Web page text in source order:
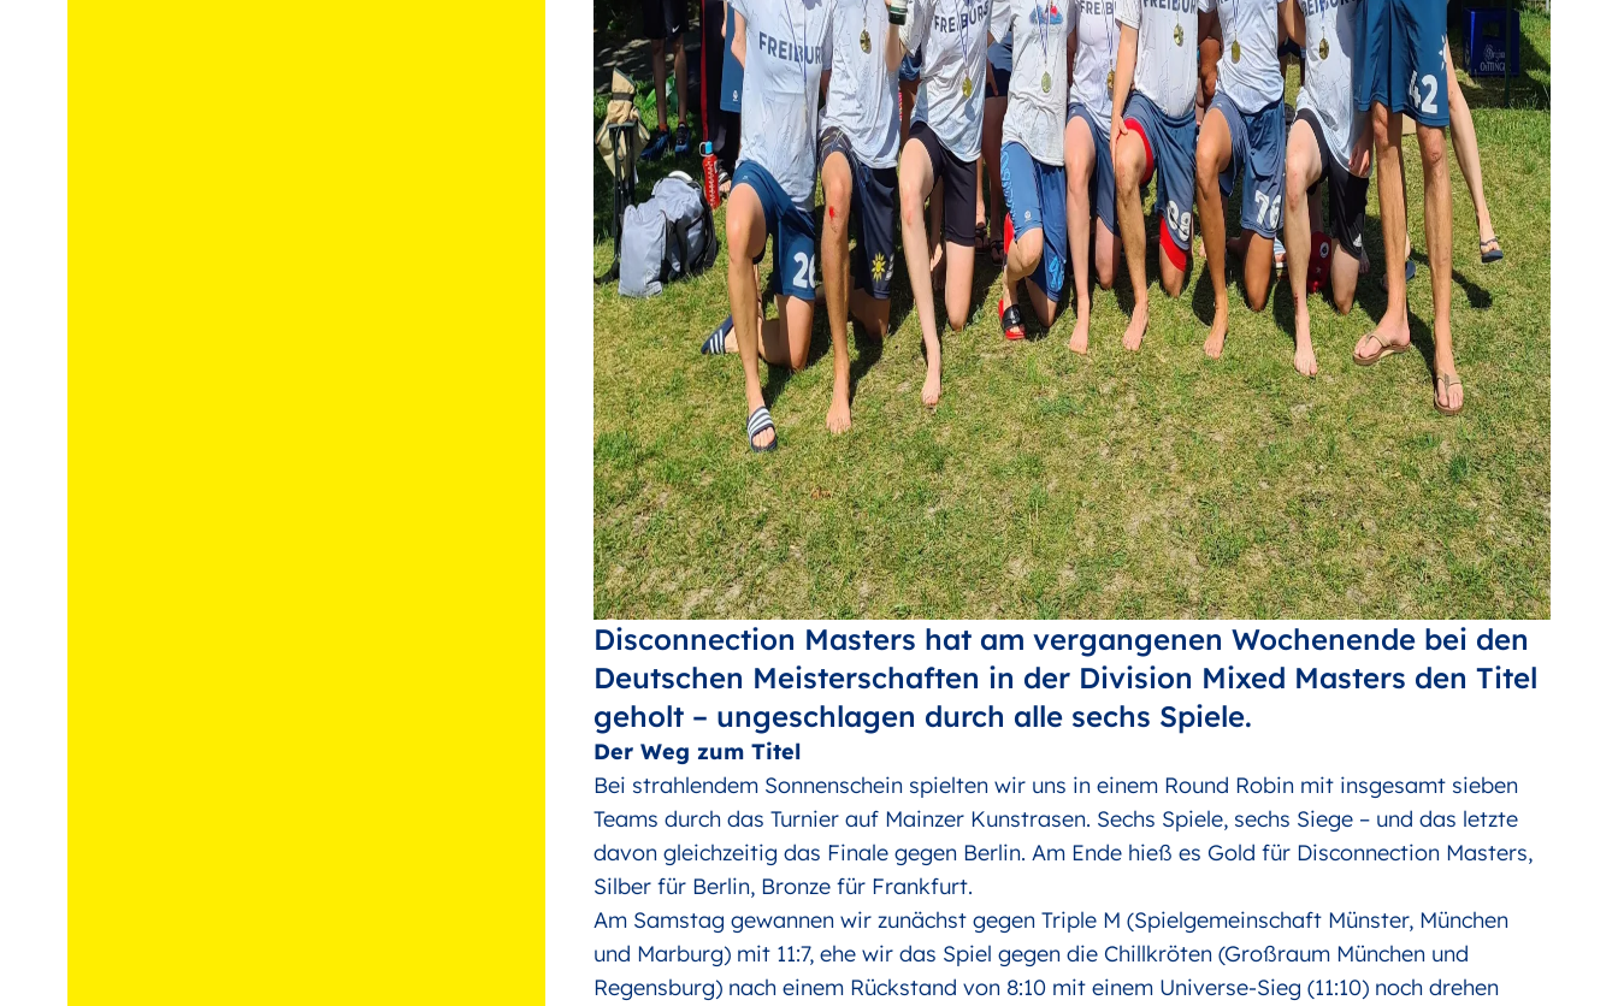
Disconnection Masters hat am vergangenen Wochenende bei den
Deutschen Meisterschaften in der Division Mixed Masters den Titel
geholt – ungeschlagen durch alle sechs Spiele.
Der Weg zum Titel
Bei strahlendem Sonnenschein spielten wir uns in einem Round Robin mit insgesamt sieben
Teams durch das Turnier auf Mainzer Kunstrasen. Sechs Spiele, sechs Siege – und das letzte
davon gleichzeitig das Finale gegen Berlin. Am Ende hieß es Gold für Disconnection Masters,
Silber für Berlin, Bronze für Frankfurt.
Am Samstag gewannen wir zunächst gegen Triple M (Spielgemeinschaft Münster, München
und Marburg) mit 11:7, ehe wir das Spiel gegen die Chillkröten (Großraum München und
Regensburg) nach einem Rückstand von 8:10 mit einem Universe-Sieg (11:10) noch drehen